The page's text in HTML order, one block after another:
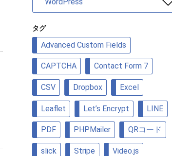
ゴ
リ
ー
タグ
Advanced Custom Fields
CAPTCHA Contact Form 7
CSV Dropbox Excel
Leaflet Let’s Encrypt LINE
PDF PHPMailer QRコード
slick Stripe Video.js